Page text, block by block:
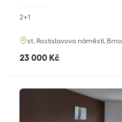
rozměry
disposition
2+1
adresa
st. Rostislavovo náměstí, Brno
cena
23 000 Kč